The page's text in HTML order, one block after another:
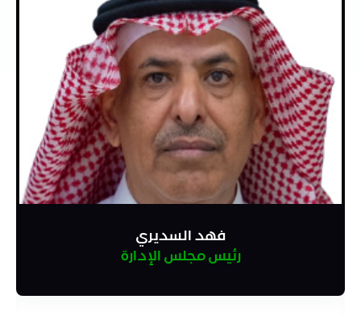
فهد السديري
رئيس مجلس الإدارة